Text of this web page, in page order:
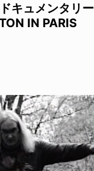
キュメンタリー
IN PARIS